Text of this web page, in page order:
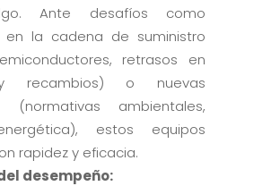
Ante desafíos como
en la cadena de suministro
retrasos en
recambios) o nuevas
(normativas ambientales,
estos equipos
rapidez y eficacia.
desempeño: